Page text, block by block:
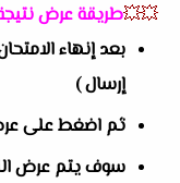
💥💥طريقة عرض نتيجة
بعد إنهاء
إرسال )
ثم اضغط على
سوف يتم عرض